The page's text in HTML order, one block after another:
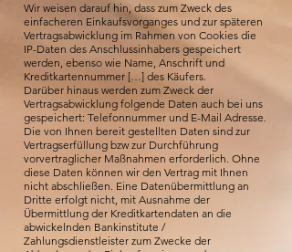
Wir weisen darauf hin, dass zum Zweck des
einfacheren Einkaufsvorganges und zur späteren
Vertragsabwicklung im Rahmen von Cookies die
IP-Daten des Anschlussinhabers gespeichert
werden, ebenso wie Name, Anschrift und
Kreditkartennummer […] des Käufers.
Darüber hinaus werden zum Zweck der
Vertragsabwicklung folgende Daten auch bei uns
gespeichert: Telefonnummer und E-Mail Adresse.
Die von Ihnen bereit gestellten Daten sind zur
Vertragserfüllung bzw zur Durchführung
vorvertraglicher Maßnahmen erforderlich. Ohne
diese Daten können wir den Vertrag mit Ihnen
nicht abschließen. Eine Datenübermittlung an
Dritte erfolgt nicht, mit Ausnahme der
Übermittlung der Kreditkartendaten an die
abwickelnden Bankinstitute /
Zahlungsdienstleister zum Zwecke der